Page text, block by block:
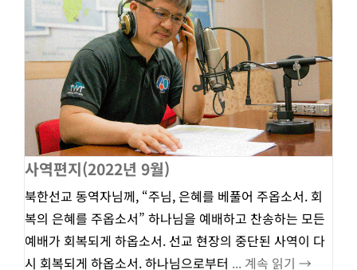
사역편지(2022년 9월)
북한선교 동역자님께, “주님, 은혜를 베풀어 주옵소서. 회
복의 은혜를 주옵소서” 하나님을 예배하고 찬송하는 모든
예배가 회복되게 하옵소서. 선교 현장의 중단된 사역이 다
시 회복되게 하옵소서. 하나님으로부터 ... 계속 읽기 →